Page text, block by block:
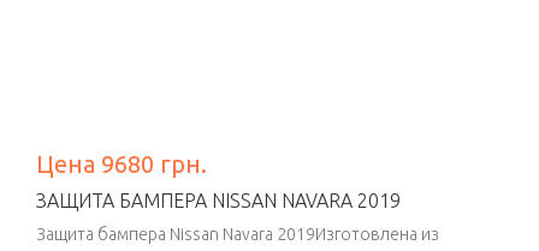
Цена 9680 грн.
ЗАЩИТА БАМПЕРА NISSAN NAVARA 2019
Защита бампера Nissan Navara 2019Изготовлена из